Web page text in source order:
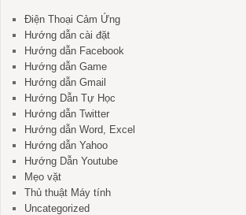
Điện Thoại Cảm Ứng
Hướng dẫn cài đặt
Hướng dẫn Facebook
Hướng dẫn Game
Hướng dẫn Gmail
Hướng Dẫn Tự Học
Hướng dẫn Twitter
Hướng dẫn Word, Excel
Hướng dẫn Yahoo
Hướng Dẫn Youtube
Mẹo vặt
Thủ thuật Máy tính
Uncategorized